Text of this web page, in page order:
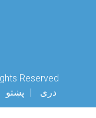
Reserved
پښتو دری